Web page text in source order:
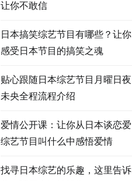
让你不敢信
日本搞笑综艺节目有哪些？让你
感受日本节目的搞笑之魂
贴心跟随日本综艺节目月曜日夜
未央全程流程介绍
爱情公开课：让你从日本谈恋爱
综艺节目叫什么中感悟爱情
找寻日本综艺的乐趣，这里告诉